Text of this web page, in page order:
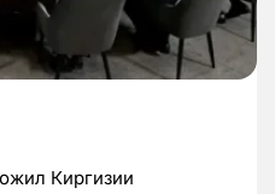
Киргизии